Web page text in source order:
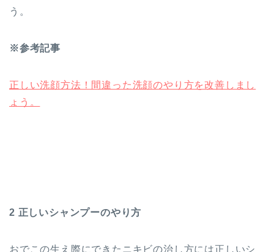
う。
※参考記事
正しい洗顔方法！間違った洗顔のやり方を改善しまし
ょう。
2 正しいシャンプーのやり方
おでこの生え際にできたニキビの治し方には正しいシ